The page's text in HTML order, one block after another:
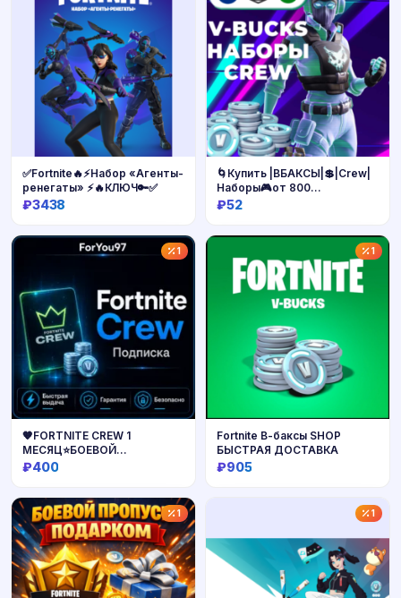
Купить
✅Fortnite🔥⚡️Набор «Агенты-
ренегаты» ⚡️🔥КЛЮЧ🔑✅
₽3438
🌀Купить |ВБАКСЫ|💲|Crew|
Наборы🎮от 800
XBOX/EGS/PSN🔥
₽52
1
Купить
🧡FORTNITE CREW 1
МЕСЯЦ⭐БОЕВОЙ
ПРОПУСК+1000 V-BUCKS+🎁
₽400
1
Fortnite В-баксы SHOP
БЫСТРАЯ ДОСТАВКА
₽905
1 1